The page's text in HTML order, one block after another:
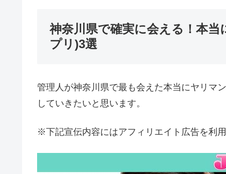
神奈川県で確実に会える！本
プリ)3選
管理人が神奈川県で最も会えた本当にヤリマ
していきたいと思います。
※下記宣伝内容にはアフィリエイト広告を利用